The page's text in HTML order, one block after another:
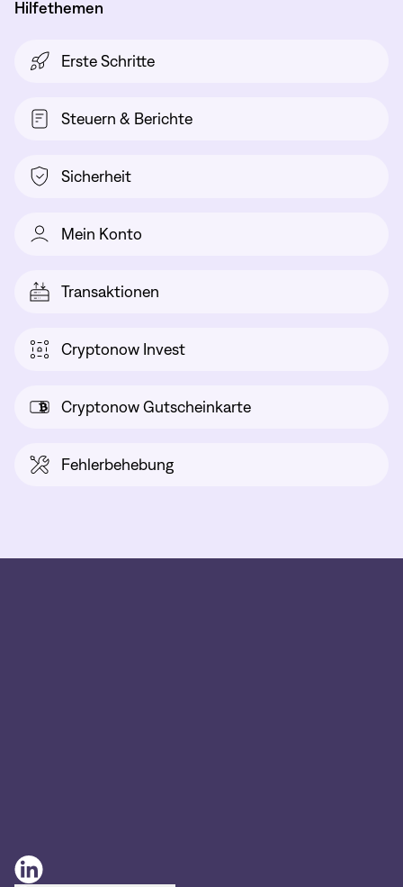
Hilfethemen
Erste Schritte
Steuern & Berichte
Sicherheit
Mein Konto
Transaktionen
Cryptonow Invest
Cryptonow Gutscheinkarte
Fehlerbehebung